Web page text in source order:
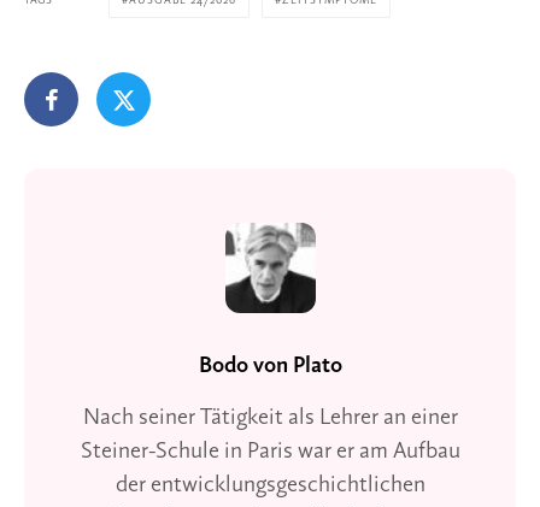
Bodo von Plato
Nach seiner Tätigkeit als Lehrer an einer
Steiner-Schule in Paris war er am Aufbau
der entwicklungsgeschichtlichen